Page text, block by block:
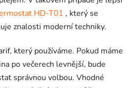
HD-T01 , který se
znalosti moderní techniky.
který používáme. Pokud máme
po večerech levnější, bude
správnou volbou. Vhodné